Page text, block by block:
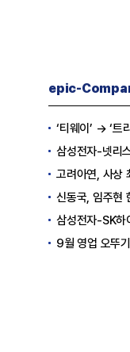
epic-
‘티웨이’ → ‘트
삼성전자-넷리
고려아연, 사상
신동국, 임주현
삼성전자-SK하
9월 영업 오뚜기